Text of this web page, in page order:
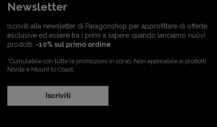
Newsletter
Iscriviti alla newsletter di Paragonshop per approfittare di offerte
esclusive ed essere tra i primi a sapere quando lanciamo nuovi
prodotti. -10% sul primo ordine
*Cumulabile con tutte le promozioni in corso. Non applicabile ai prodotti
Norda e Mount to Coast.
Iscriviti